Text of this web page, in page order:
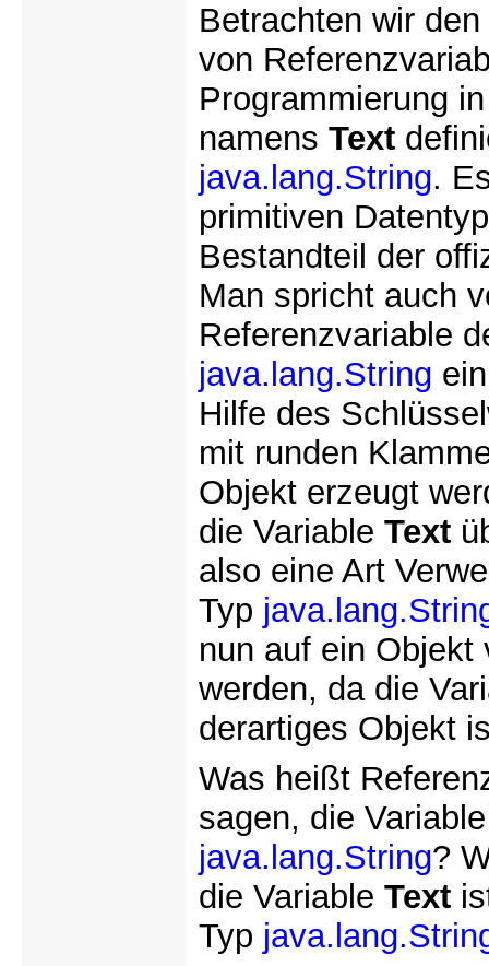
Betrachten wir
von
Programmierung
namens Text
java.lang.String.
primitiven
Bestandteil der
Man spricht auch
Referenzvariable
java.lang.String
Hilfe des
mit runden
Objekt erzeugt
die Variable Text
also eine Art
Typ
nun auf ein
werden, da die
derartiges Objekt
Was heißt
sagen, die
java.lang.String?
die Variable Text
Typ